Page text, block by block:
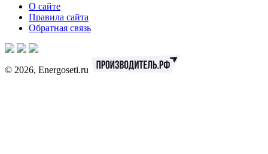
О сайте
Правила сайта
Обратная связь
© 2026, Energoseti.ru